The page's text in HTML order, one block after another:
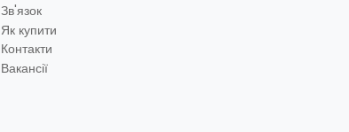
Зв'язок
Як купити
Контакти
Вакансії